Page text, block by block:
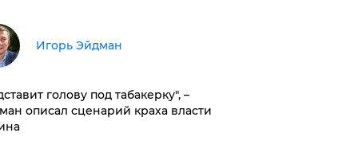
Игорь Эйдман
голову под табакерку", –
описал сценарий краха власти